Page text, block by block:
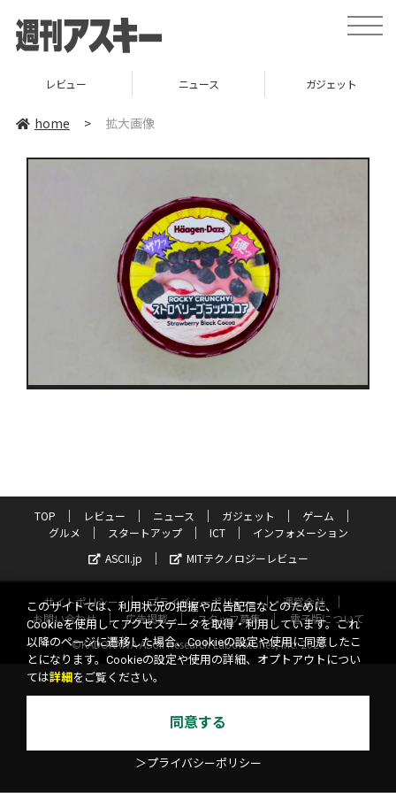
toggle
レビュー ニュース ガジェット
home > 拡大画像
TOP レビュー ニュース ガジェット
ゲーム
グルメ
スタートアップ ICT
インフォメーション
ASCII.jp
MITテクノロジーレビュー
サイトポリシー プライバシーポリシー
運営会社
お問い合わせ
広告掲載 スタッフ募集
電子版について
©KADOKAWA ASCII Research Laboratories, Inc. 2026
このサイトでは、利用状況の把握や広告配信などのために、
Cookieを使用してアクセスデータを取得・利用しています。これ
以降のページに遷移した場合、Cookieの設定や使用に同意したこ
とになります。Cookieの設定や使用の詳細、オプトアウトについ
ては詳細 をご覧ください。
同意する
＞プライバシーポリシー